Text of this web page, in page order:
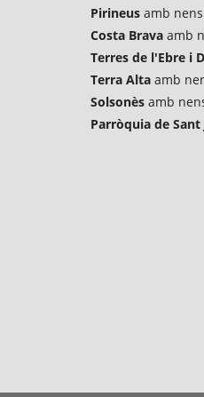
Pirineus amb nens
Costa Brava amb
Terres de l'Ebre i
Terra Alta amb
Solsonès amb
Parròquia de